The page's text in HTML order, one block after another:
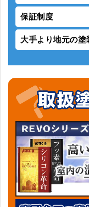
保証制度
大手より地元の塗